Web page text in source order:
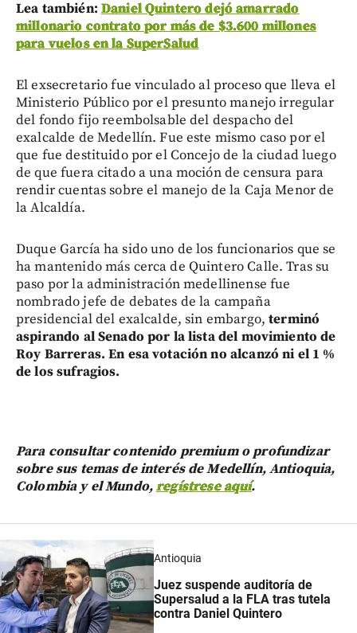
Lea también: Daniel Quintero dejó amarrado
millonario contrato por más de $3.600 millones
para vuelos en la SuperSalud
El exsecretario fue vinculado al proceso que lleva el
Ministerio Público por el presunto manejo irregular
del fondo fijo reembolsable del despacho del
exalcalde de Medellín. Fue este mismo caso por el
que fue destituido por el Concejo de la ciudad luego
de que fuera citado a una moción de censura para
rendir cuentas sobre el manejo de la Caja Menor de
la Alcaldía.
Duque García ha sido uno de los funcionarios que se
ha mantenido más cerca de Quintero Calle. Tras su
paso por la administración medellinense fue
nombrado jefe de debates de la campaña
presidencial del exalcalde, sin embargo,terminó
aspirando al Senado por la lista del movimiento de
Roy Barreras. En esa votación no alcanzó ni el 1 %
de los sufragios.
Para consultar contenido premium o profundizar
sobre sus temas de interés de Medellín, Antioquia,
Colombia y el Mundo,regístrese aquí.
Antioquia
Juez suspende auditoría de
Supersalud a la FLA tras tutela
contra Daniel Quintero